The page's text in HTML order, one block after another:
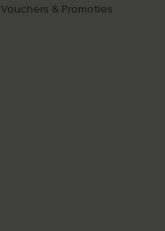
Vouchers & Promoties